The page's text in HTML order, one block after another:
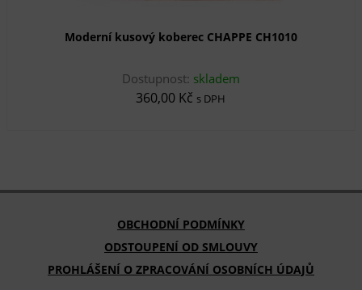
Moderní kusový koberec CHAPPE CH1010
Dostupnost: skladem
360,00 Kč s DPH
OBCHODNÍ PODMÍNKY
ODSTOUPENÍ OD SMLOUVY
PROHLÁŠENÍ O ZPRACOVÁNÍ OSOBNÍCH ÚDAJŮ